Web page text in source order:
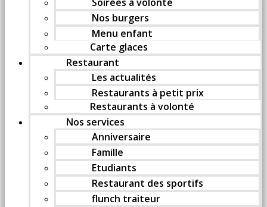
Nos burgers
Menu enfant
Carte glaces
Restaurant
Les actualités
Restaurants à petit prix
Restaurants à volonté
Nos services
Anniversaire
Famille
Etudiants
Restaurant des sportifs
flunch traiteur